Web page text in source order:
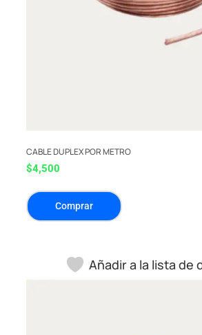
CABLE DUPLEX POR METRO
$4,500
Comprar
Añadir a la lista de